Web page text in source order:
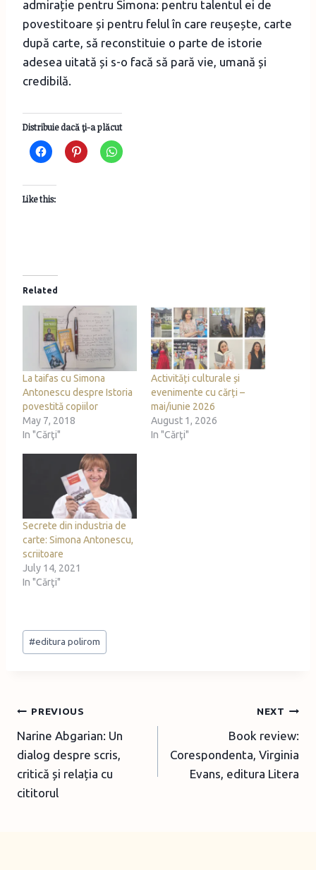
admirație pentru Simona: pentru talentul ei de
povestitoare și pentru felul în care reușește, carte
după carte, să reconstituie o parte de istorie
adesea uitată și s-o facă să pară vie, umană și
credibilă.
Distribuie dacă ţi-a plăcut
Like this:
Related
La taifas cu Simona
Antonescu despre Istoria
povestită copiilor
May 7, 2018
In "Cărţi"
Activități culturale și
evenimente cu cărți –
mai/iunie 2026
August 1, 2026
In "Cărţi"
Secrete din industria de
carte: Simona Antonescu,
scriitoare
July 14, 2021
In "Cărţi"
Post
Tags:
#editura polirom
Post
navigation
PREVIOUS
Narine Abgarian: Un
dialog despre scris,
critică și relația cu
cititorul
NEXT
Book review:
Corespondenta, Virginia
Evans, editura Litera